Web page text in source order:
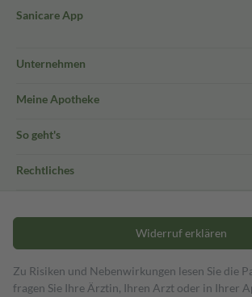
Sanicare App
Unternehmen
Meine Apotheke
So geht's
Rechtliches
Widerruf erklären
Zu Risiken und Nebenwirkungen lesen Sie die
fragen Sie Ihre Ärztin, Ihren Arzt oder in Ihrer